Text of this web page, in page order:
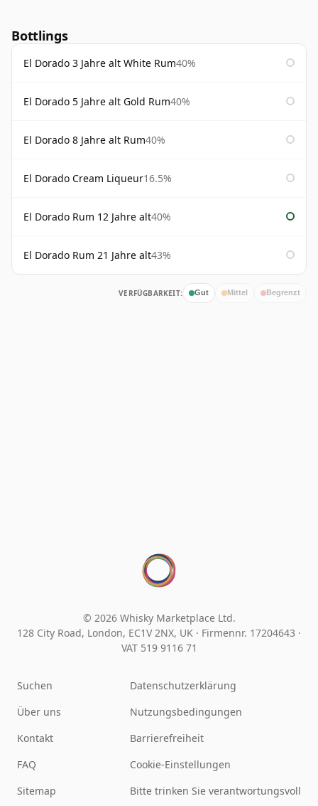
Bottlings
El Dorado 3 Jahre alt White Rum40%
El Dorado 5 Jahre alt Gold Rum40%
El Dorado 8 Jahre alt Rum40%
El Dorado Cream Liqueur16.5%
El Dorado Rum 12 Jahre alt40%
El Dorado Rum 21 Jahre alt43%
VERFÜGBARKEIT: Gut Mittel Begrenzt
© 2026 Whisky Marketplace Ltd.
128 City Road, London, EC1V 2NX, UK · Firmennr. 17204643 ·
VAT 519 9116 71
Suchen
Über uns
Kontakt
FAQ
Sitemap
Datenschutzerklärung
Nutzungsbedingungen
Barrierefreiheit
Cookie-Einstellungen
Bitte trinken Sie verantwortungsvoll